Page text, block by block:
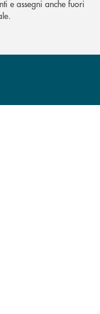
e assegni anche fuori